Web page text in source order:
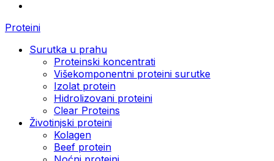
Proteini
Surutka u prahu
Proteinski koncentrati
Višekomponentni proteini surutke
Izolat protein
Hidrolizovani proteini
Clear Proteins
Životinjski proteini
Kolagen
Beef protein